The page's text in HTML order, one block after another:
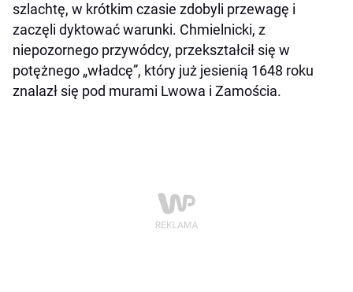
szlachtę, w krótkim czasie zdobyli przewagę i
zaczęli dyktować warunki. Chmielnicki, z
niepozornego przywódcy, przekształcił się w
potężnego „władcę”, który już jesienią 1648 roku
znalazł się pod murami Lwowa i Zamościa.